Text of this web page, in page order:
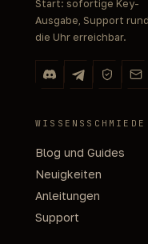
Start: sofortige Key-
Ausgabe, Support
die Uhr erreichbar.
WISSENSSCHMIEDE
Blog und Guides
Neuigkeiten
Anleitungen
Support